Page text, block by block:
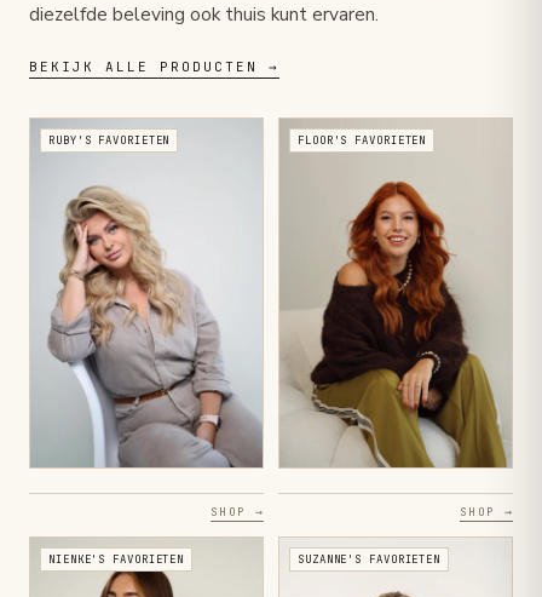
diezelfde beleving ook thuis kunt ervaren.
BEKIJK ALLE PRODUCTEN →
RUBY'S FAVORIETEN
SHOP →
FLOOR'S FAVORIETEN
SHOP →
NIENKE'S FAVORIETEN SUZANNE'S FAVORIETEN